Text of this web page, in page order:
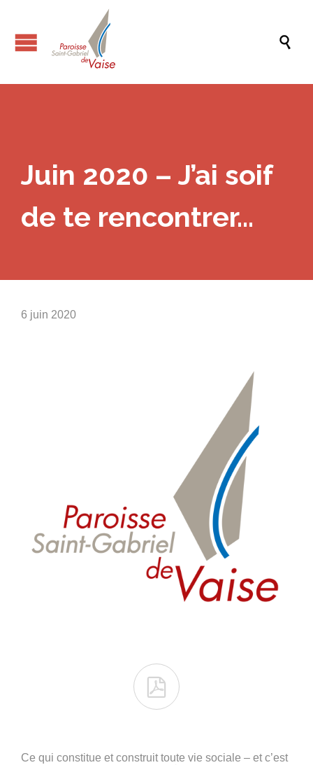

Juin 2020 – J’ai soif
de te rencontrer…
6 juin 2020

Ce qui constitue et construit toute vie sociale – et c’est